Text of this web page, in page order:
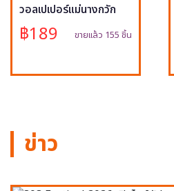
วอลเปเปอร์แม่นางกวัก
฿189 ขายแล้ว 155 ชิ้น
ข่าว